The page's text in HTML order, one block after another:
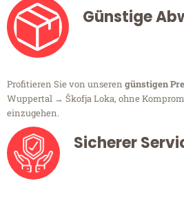
Günstige
Profitieren Sie von unseren günstigen
Wuppertal → Škofja Loka, ohne
einzugehen.
Sicherer